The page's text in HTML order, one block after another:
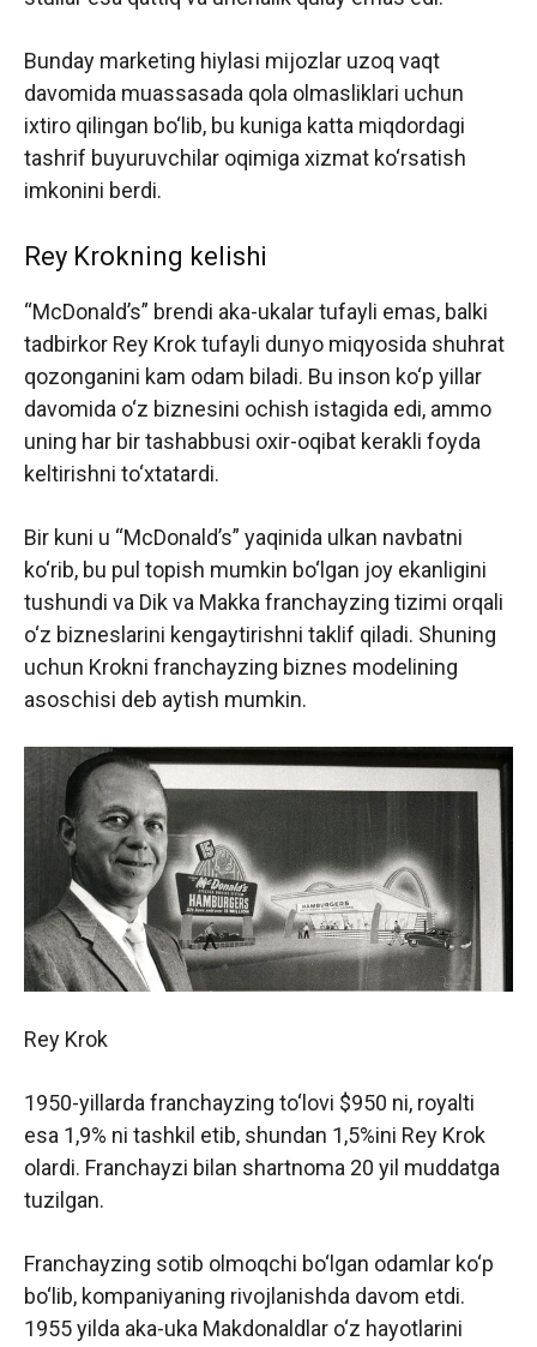
Bunday marketing hiylasi mijozlar uzoq vaqt
davomida muassasada qola olmasliklari uchun
ixtiro qilingan bo‘lib, bu kuniga katta miqdordagi
tashrif buyuruvchilar oqimiga xizmat ko‘rsatish
imkonini berdi.
Rey Krokning kelishi
“McDonald’s” brendi aka-ukalar tufayli emas, balki
tadbirkor Rey Krok tufayli dunyo miqyosida shuhrat
qozonganini kam odam biladi. Bu inson ko‘p yillar
davomida o‘z biznesini ochish istagida edi, ammo
uning har bir tashabbusi oxir-oqibat kerakli foyda
keltirishni to‘xtatardi.
Bir kuni u “McDonald’s” yaqinida ulkan navbatni
ko‘rib, bu pul topish mumkin bo‘lgan joy ekanligini
tushundi va Dik va Makka franchayzing tizimi orqali
o‘z bizneslarini kengaytirishni taklif qiladi. Shuning
uchun Krokni franchayzing biznes modelining
asoschisi deb aytish mumkin.
Rey Krok
1950-yillarda franchayzing to‘lovi $950 ni, royalti
esa 1,9% ni tashkil etib, shundan 1,5%ini Rey Krok
olardi. Franchayzi bilan shartnoma 20 yil muddatga
tuzilgan.
Franchayzing sotib olmoqchi bo‘lgan odamlar ko‘p
bo‘lib, kompaniyaning rivojlanishda davom etdi.
1955 yilda aka-uka Makdonaldlar o‘z hayotlarini